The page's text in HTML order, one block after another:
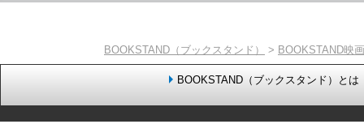
BOOKSTAND（ブックスタンド） > BOOKSTAND映
BOOKSTAND（ブックスタンド）とは